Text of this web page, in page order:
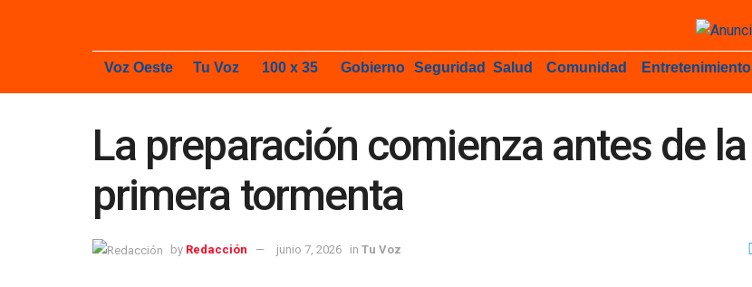
Voz Oeste Tu Voz 100 x 35 Gobierno Seguridad Salud Comunidad Entretenimiento
La preparación comienza antes de la
primera tormenta
by Redacción junio 7, 2026 in Tu Voz